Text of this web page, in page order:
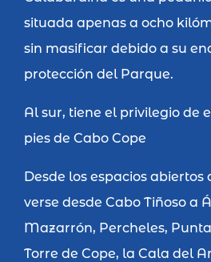
situada apenas a ocho
sin masificar debido a su
protección del Parque.
Al sur, tiene el privilegio de
pies de Cabo Cope
Desde los espacios abiertos
verse desde Cabo Tiñoso a
Mazarrón, Percheles,
Torre de Cope, la Cala del